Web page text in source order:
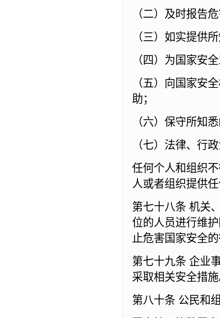
（二）及时报告
（三）如实提供
（四）为国家安
（五）向国家安
助；
（六）保守所知
（七）法律、行
任何个人和组织
人或者组织提供
第七十八条 机关
位的人员进行维
止危害国家安全
第七十九条 企业
采取相关安全措
第八十条 公民和